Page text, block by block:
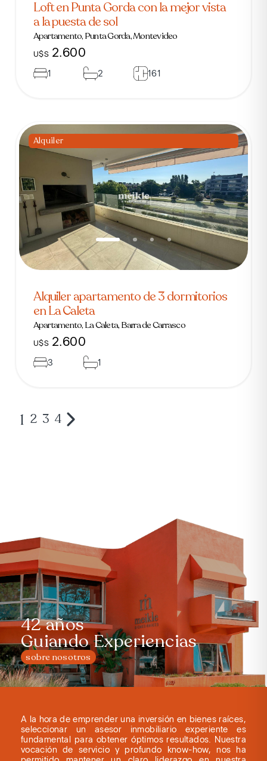
Loft en Punta Gorda con la mejor vista
a la puesta de sol
Apartamento, Punta Gorda, Montevideo
U$S 2.600
1 2 161
Alquiler
Alquiler apartamento de 3 dormitorios
en La Caleta
Apartamento, La Caleta, Barra de Carrasco
U$S 2.600
3 1
1 2 3 4
42 años
Guiando Experiencias
sobre nosotros
A la hora de emprender una inversión en bienes raíces,
seleccionar un asesor inmobiliario experiente es
fundamental para obtener óptimos resultados. Nuestra
vocación de servicio y profundo know-how, nos ha